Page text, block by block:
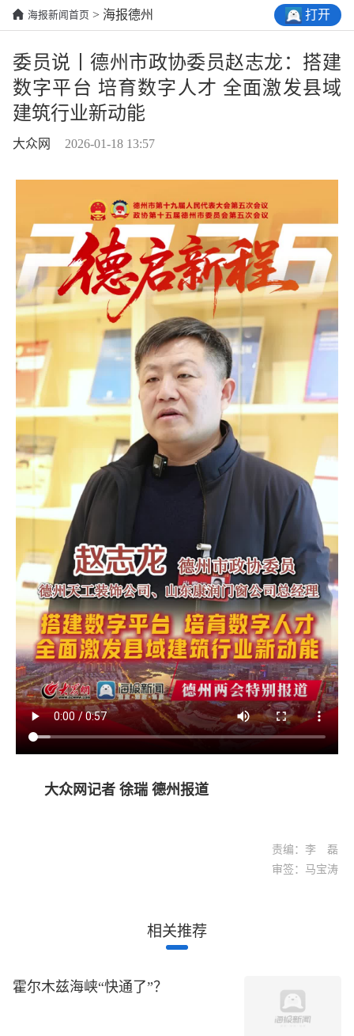
海报新闻首页 > 海报德州 打开
委员说丨德州市政协委员赵志龙：搭建
数字平台 培育数字人才 全面激发县域
建筑行业新动能
大众网 2026-01-18 13:57
大众网记者 徐瑞 德州报道
责编：李 磊
审签：马宝涛
相关推荐
霍尔木兹海峡“快通了”？